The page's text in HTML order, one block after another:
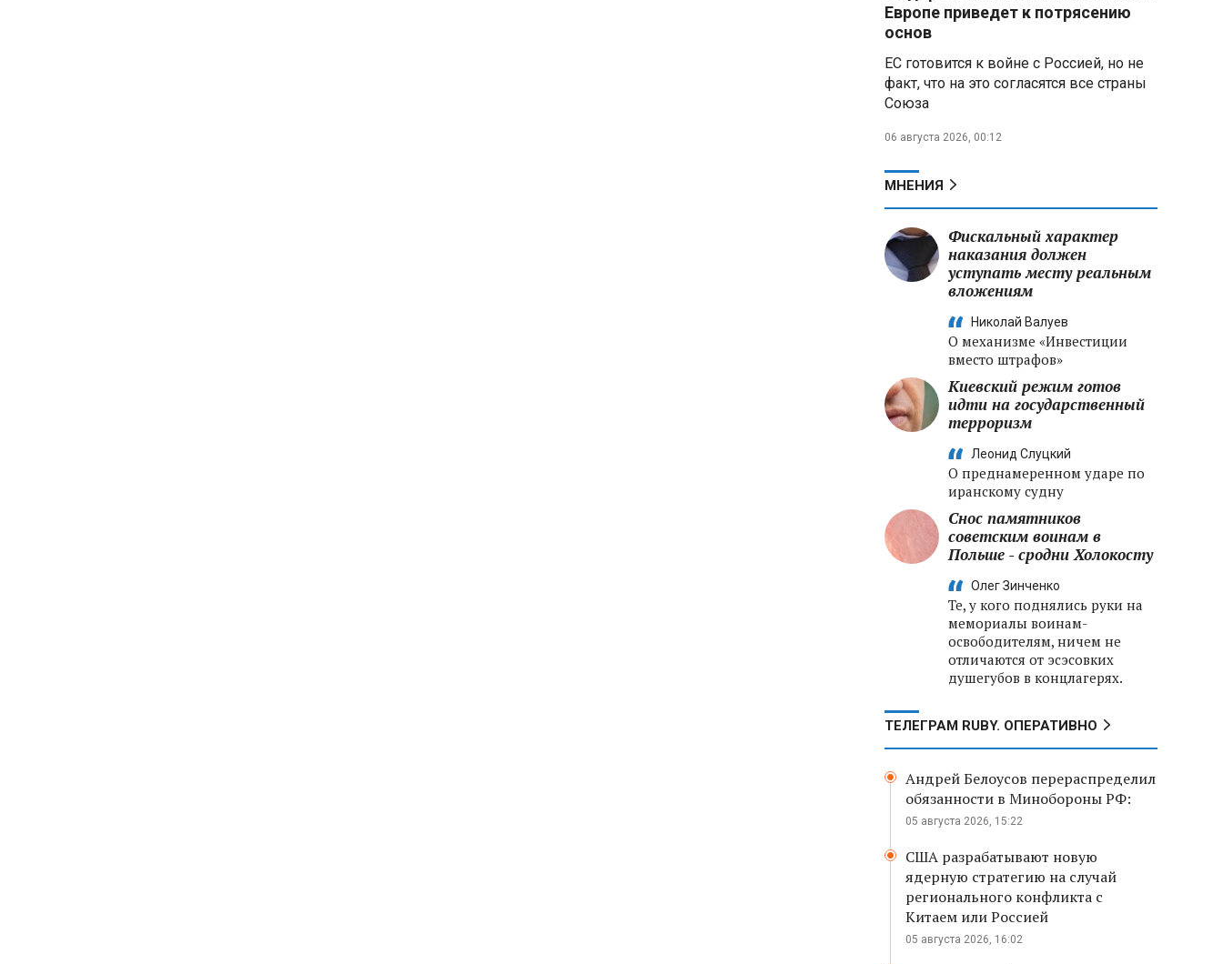
Европе приведет к потрясению
основ
ЕС готовится к войне с Россией, но не
факт, что на это согласятся все страны
Союза
06 августа 2026, 00:12
МНЕНИЯ
Фискальный характер
наказания должен
уступать месту реальным
вложениям
Николай Валуев
О механизме «Инвестиции
вместо штрафов»
Киевский режим готов
идти на государственный
терроризм
Леонид Слуцкий
О преднамеренном ударе по
иранскому судну
Снос памятников
советским воинам в
Польше - сродни Холокосту
Олег Зинченко
Те, у кого поднялись руки на
мемориалы воинам-
освободителям, ничем не
отличаются от эсэсовких
душегубов в концлагерях.
ТЕЛЕГРАМ RUBY. ОПЕРАТИВНО
Андрей Белоусов перераспределил
обязанности в Минобороны РФ:
05 августа 2026, 15:22
США разрабатывают новую
ядерную стратегию на случай
регионального конфликта с
Китаем или Россией
05 августа 2026, 16:02